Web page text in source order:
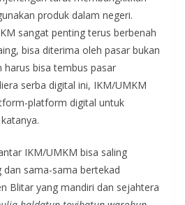
produk dalam negeri.
sangat penting terus berbenah
bisa diterima oleh pasar bukan
harus bisa tembus pasar
serba digital ini, IKM/UMKM
platform digital untuk
IKM/UMKM bisa saling
dan sama-sama bertekad
Blitar yang mandiri dan sejahtera